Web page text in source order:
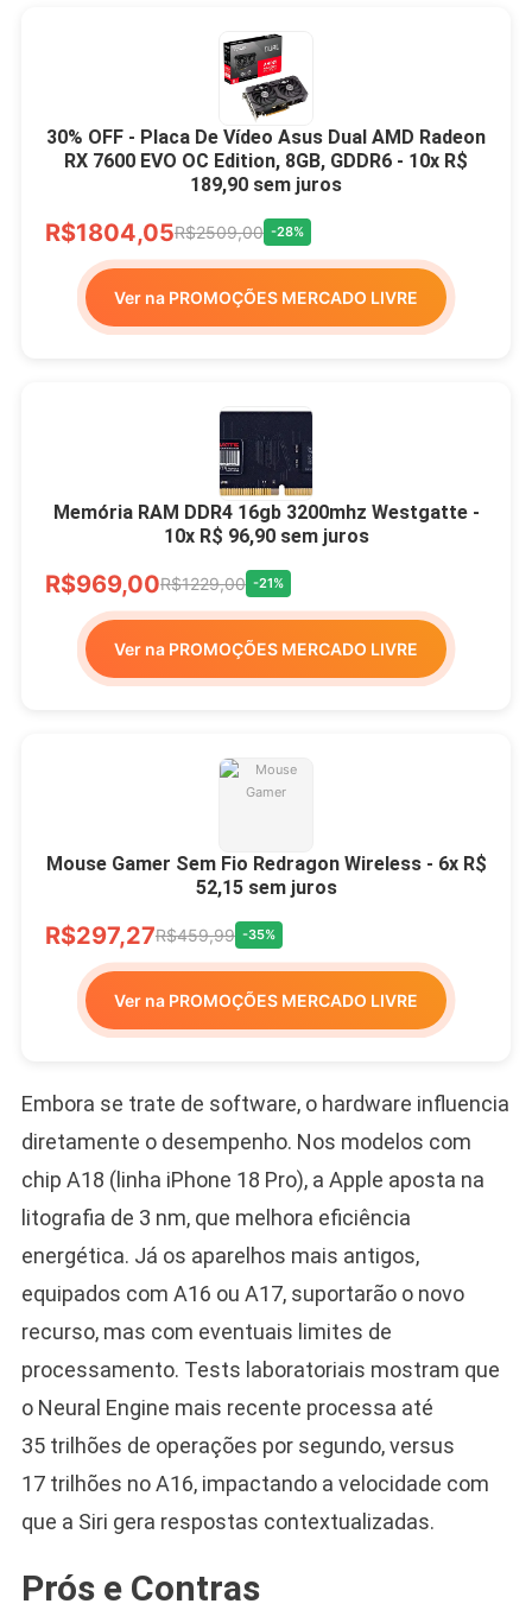
30% OFF - Placa De Vídeo Asus Dual AMD Radeon
RX 7600 EVO OC Edition, 8GB, GDDR6 - 10x R$
189,90 sem juros
R$1804,05R$2509,00 -28%
Ver na PROMOÇÕES MERCADO LIVRE
Memória RAM DDR4 16gb 3200mhz Westgatte -
10x R$ 96,90 sem juros
R$969,00R$1229,00 -21%
Ver na PROMOÇÕES MERCADO LIVRE
Mouse Gamer Sem Fio Redragon Wireless - 6x R$
52,15 sem juros
R$297,27R$459,99 -35%
Ver na PROMOÇÕES MERCADO LIVRE
Embora se trate de software, o hardware influencia
diretamente o desempenho. Nos modelos com
chip A18 (linha iPhone 18 Pro), a Apple aposta na
litografia de 3 nm, que melhora eficiência
energética. Já os aparelhos mais antigos,
equipados com A16 ou A17, suportarão o novo
recurso, mas com eventuais limites de
processamento. Tests laboratoriais mostram que
o Neural Engine mais recente processa até
35 trilhões de operações por segundo, versus
17 trilhões no A16, impactando a velocidade com
que a Siri gera respostas contextualizadas.
Prós e Contras